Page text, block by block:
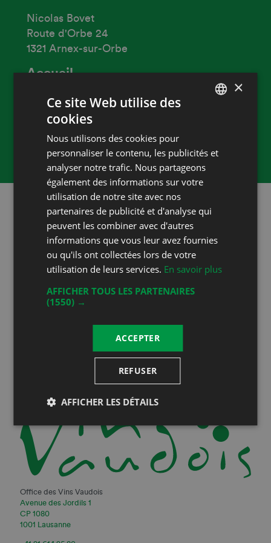
Nicolas Bovet
Route d'Orbe 24
1321 Arnex-sur-Orbe
Accueil
35 personnes
10 h - 18 h
Restez au courant!
Suivez-nous sur les réseaux sociaux!
Inscrivez-vous à notre newsletter
Vous serez informé de toutes nos actualités
Office des Vins Vaudois
Avenue des Jordils 1
CP 1080
1001 Lausanne
×
Ce site Web utilise des
cookies
Nous utilisons des cookies pour
personnaliser le contenu, les publicités et
analyser notre trafic. Nous partageons
également des informations sur votre
utilisation de notre site avec nos
partenaires de publicité et d'analyse qui
peuvent les combiner avec d'autres
informations que vous leur avez fournies
ou qu'ils ont collectées lors de votre
utilisation de leurs services. En savoir plus
AFFICHER TOUS LES PARTENAIRES
(1550) →
ACCEPTER
REFUSER
AFFICHER LES DÉTAILS